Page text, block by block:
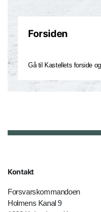
Forsiden
Gå til Kastellets forside
Kontakt
Forsvarskommandoen
Holmens Kanal 9